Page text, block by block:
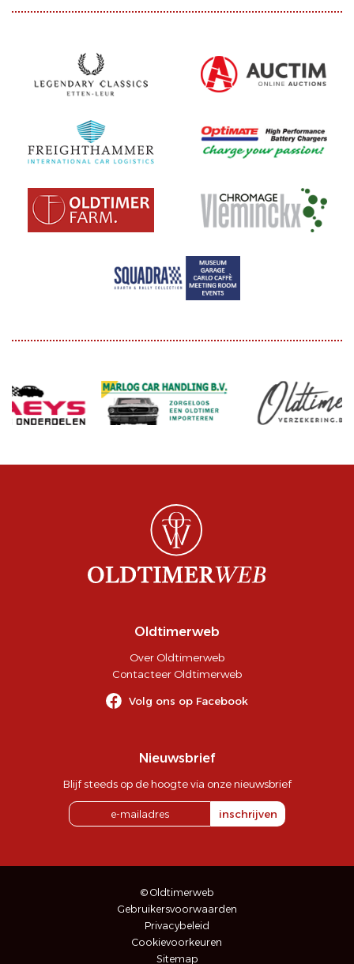
Oldtimerweb
Over Oldtimerweb
Contacteer Oldtimerweb
Volg ons op Facebook
Nieuwsbrief
Blijf steeds op de hoogte via onze nieuwsbrief
inschrijven
© Oldtimerweb
Gebruikersvoorwaarden
Privacybeleid
Cookievoorkeuren
Sitemap